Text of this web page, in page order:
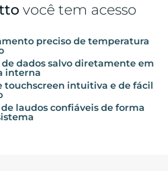
você tem acesso
preciso de temperatura
dados salvo diretamente em
interna
touchscreen intuitiva e de fácil
de laudos confiáveis de forma